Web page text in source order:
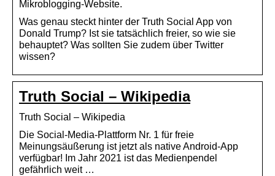
Mikroblogging-Website.
Was genau steckt hinter der Truth Social App von
Donald Trump? Ist sie tatsächlich freier, so wie sie
behauptet? Was sollten Sie zudem über Twitter
wissen?
Truth Social – Wikipedia
Truth Social – Wikipedia
Die Social-Media-Plattform Nr. 1 für freie
Meinungsäußerung ist jetzt als native Android-App
verfügbar! Im Jahr 2021 ist das Medienpendel
gefährlich weit …